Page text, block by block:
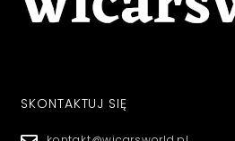
SKONTAKTUJ SIĘ